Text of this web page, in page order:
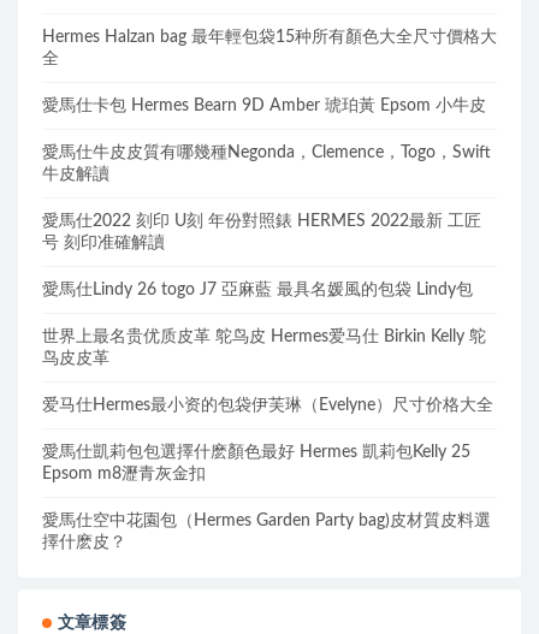
Hermes Halzan bag 最年輕包袋15种所有顏色大全尺寸價格大
全
愛馬仕卡包 Hermes Bearn 9D Amber 琥珀黃 Epsom 小牛皮
愛馬仕牛皮皮質有哪幾種Negonda，Clemence，Togo，Swift
牛皮解讀
愛馬仕2022 刻印 U刻 年份對照錶 HERMES 2022最新 工匠
号 刻印准確解讀
愛馬仕Lindy 26 togo J7 亞麻藍 最具名媛風的包袋 Lindy包
世界上最名贵优质皮革 鸵鸟皮 Hermes爱马仕 Birkin Kelly 鸵
鸟皮皮革
爱马仕Hermes最小资的包袋伊芙琳（Evelyne）尺寸价格大全
愛馬仕凱莉包包選擇什麽顏色最好 Hermes 凱莉包Kelly 25
Epsom m8瀝青灰金扣
愛馬仕空中花園包（Hermes Garden Party bag)皮材質皮料選
擇什麽皮？
文章標簽